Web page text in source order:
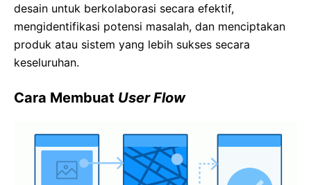
desain untuk berkolaborasi secara efektif,
mengidentifikasi potensi masalah, dan menciptakan
produk atau sistem yang lebih sukses secara
keseluruhan.
Cara Membuat User Flow